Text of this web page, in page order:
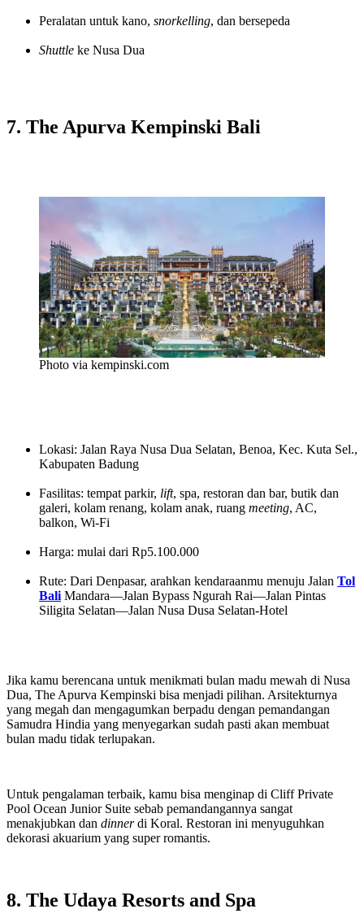
Peralatan untuk kano, snorkelling, dan bersepeda
Shuttle ke Nusa Dua
7. The Apurva Kempinski Bali
Photo via kempinski.com
Lokasi: Jalan Raya Nusa Dua Selatan, Benoa, Kec. Kuta Sel.,
Kabupaten Badung
Fasilitas: tempat parkir, lift, spa, restoran dan bar, butik dan
galeri, kolam renang, kolam anak, ruang meeting, AC,
balkon, Wi-Fi
Harga: mulai dari Rp5.100.000
Rute: Dari Denpasar, arahkan kendaraanmu menuju Jalan Tol
BaliMandara—Jalan Bypass Ngurah Rai—Jalan Pintas
Siligita Selatan—Jalan Nusa Dusa Selatan-Hotel
Jika kamu berencana untuk menikmati bulan madu mewah di Nusa
Dua, The Apurva Kempinski bisa menjadi pilihan. Arsitekturnya
yang megah dan mengagumkan berpadu dengan pemandangan
Samudra Hindia yang menyegarkan sudah pasti akan membuat
bulan madu tidak terlupakan.
Untuk pengalaman terbaik, kamu bisa menginap di Cliff Private
Pool Ocean Junior Suite sebab pemandangannya sangat
menakjubkan dan dinnerdi Koral. Restoran ini menyuguhkan
dekorasi akuarium yang super romantis.
8. The Udaya Resorts and Spa